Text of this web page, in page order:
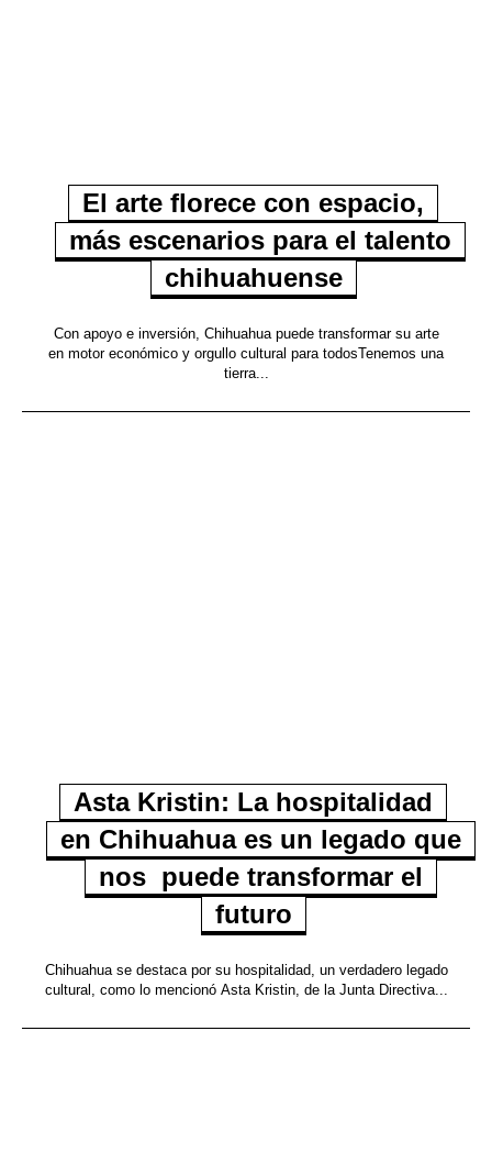
El arte florece con espacio,
más escenarios para el talento
chihuahuense
Con apoyo e inversión, Chihuahua puede transformar su arte
en motor económico y orgullo cultural para todosTenemos una
tierra...
Asta Kristin: La hospitalidad
en Chihuahua es un legado que
nos puede transformar el
futuro
Chihuahua se destaca por su hospitalidad, un verdadero legado
cultural, como lo mencionó Asta Kristin, de la Junta Directiva...